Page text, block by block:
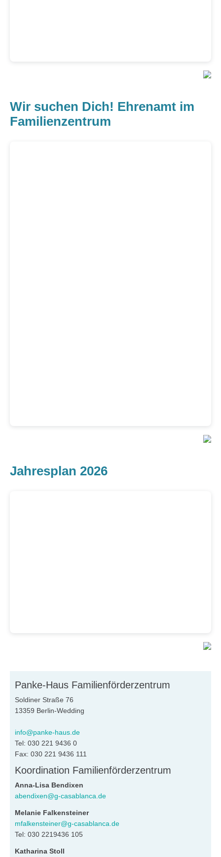
Wir suchen Dich! Ehrenamt im
Familienzentrum
Jahresplan 2026
Panke-Haus Familienförderzentrum
Soldiner Straße 76
13359 Berlin-Wedding
info@panke-haus.de
Tel: 030 221 9436 0
Fax: 030 221 9436 111
Koordination Familienförderzentrum
Anna-Lisa Bendixen
abendixen@g-casablanca.de
Melanie Falkensteiner
mfalkensteiner@g-casablanca.de
Tel: 030 2219436 105
Katharina Stoll